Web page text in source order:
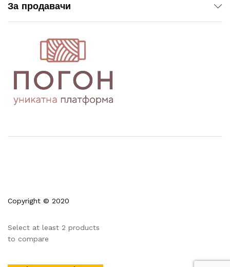
За продавачи
Copyright © 2020
Select at least 2 products
to compare